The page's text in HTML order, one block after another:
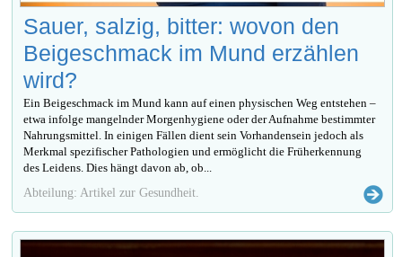
Sauer, salzig, bitter: wovon den
Beigeschmack im Mund erzählen
wird?
Ein Beigeschmack im Mund kann auf einen physischen Weg entstehen –
etwa infolge mangelnder Morgenhygiene oder der Aufnahme bestimmter
Nahrungsmittel. In einigen Fällen dient sein Vorhandensein jedoch als
Merkmal spezifischer Pathologien und ermöglicht die Früherkennung
des Leidens. Dies hängt davon ab, ob...
Abteilung: Artikel zur Gesundheit.